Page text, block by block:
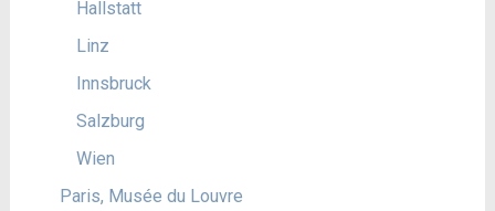
Hallstatt
Linz
Innsbruck
Salzburg
Wien
Paris, Musée du Louvre